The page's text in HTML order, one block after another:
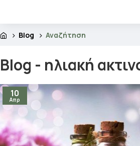
Blog Αναζήτηση
Blog - ηλιακή
10
Απρ